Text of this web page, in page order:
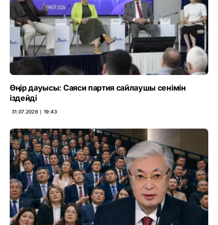
Өңір дауысы: Саяси партия сайлаушы сенімін
іздейді
31.07.2026 ∣ 19:43